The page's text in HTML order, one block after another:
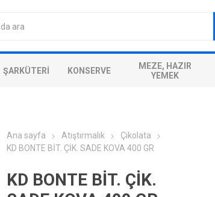
ŞARKÜTERI KONSERVE
MEZE, HAZIR
YEMEK
Ana sayfa Atıştırmalık
Çikolata
KD BONTE BİT. ÇİK. SADE KOVA 400 GR
KD BONTE BİT. ÇİK.